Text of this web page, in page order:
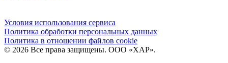
Условия использования сервиса
Политика обработки персональных данных
Политика в отношении файлов сookie
© 2026 Все права защищены. ООО «ХАР».